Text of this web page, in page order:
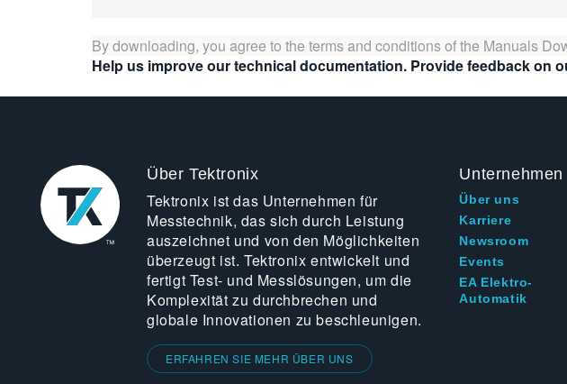
By downloading, you agree to the terms and conditions of the Manuals
Help us improve our technical documentation. Provide feedback on
Über Tektronix
Tektronix ist das Unternehmen für
Messtechnik, das sich durch Leistung
auszeichnet und von den Möglichkeiten
überzeugt ist. Tektronix entwickelt und
fertigt Test- und Messlösungen, um die
Komplexität zu durchbrechen und
globale Innovationen zu beschleunigen.
ERFAHREN SIE MEHR ÜBER UNS
Unternehmen
Über uns
Karriere
Newsroom
Events
EA Elektro-
Automatik